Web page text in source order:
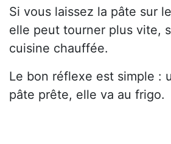
Si vous laissez la pâte sur
elle peut tourner plus vite,
cuisine chauffée.
Le bon réflexe est simple :
pâte prête, elle va au frigo.